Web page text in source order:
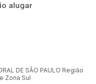
alugar
DE SÃO PAULO Região
Zona Sul